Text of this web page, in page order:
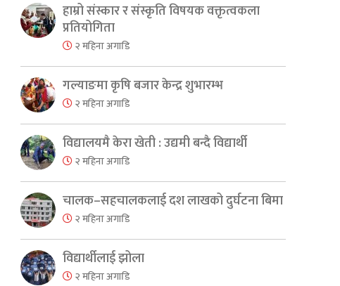
हाम्रो संस्कार र संस्कृति विषयक वक्तृत्वकला
प्रतियोगिता
२ महिना अगाडि
गल्याङमा कृषि बजार केन्द्र शुभारम्भ
२ महिना अगाडि
विद्यालयमै केरा खेती : उद्यमी बन्दै विद्यार्थी
२ महिना अगाडि
चालक–सहचालकलाई दश लाखको दुर्घटना बिमा
२ महिना अगाडि
विद्यार्थीलाई झोला
२ महिना अगाडि